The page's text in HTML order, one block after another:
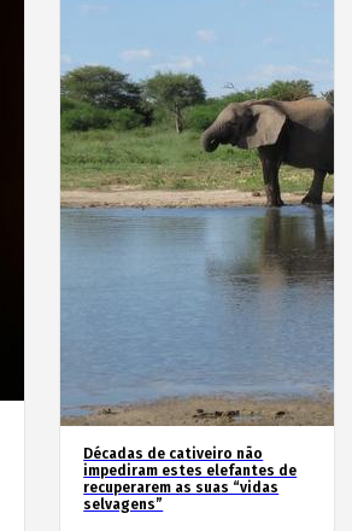
Décadas de cativeiro não
impediram estes elefantes de
recuperarem as suas “vidas
selvagens”